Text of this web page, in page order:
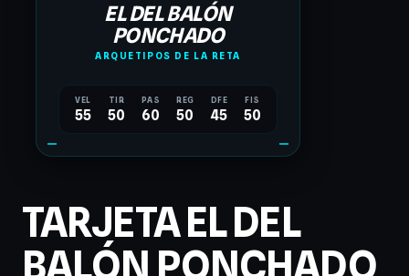
EL DEL BALÓN
PONCHADO
ARQUETIPOS DE LA RETA
VEL
55
TIR
50
PAS
60
REG
50
DFE
45
FIS
50
TARJETA EL DEL
BALÓN PONCHADO